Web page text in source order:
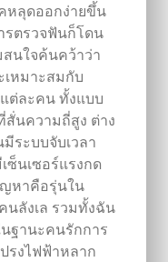
หลุดออกง่ายขึ้น
รตรวจฟันก็โดน
สนใจค้นคว้าว่า
หมาะสมกับ
ต่ละคน ทั้งแบบ
นความถี่สูง ต่าง
ระบบจับเวลา
ซ็นเซอร์แรงกด
ญหาคือรุ่นใน
ลังเล รวมทั้งฉัน
ฐานะคนรักการ
รงไฟฟ้าหลาก